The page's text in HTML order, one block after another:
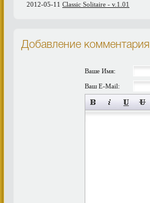
2012-05-11 Classic Solitaire - v.1.01
Добавление комментария
Ваше Имя:
Ваш E-Mail: